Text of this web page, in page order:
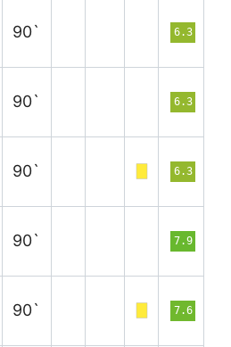
90` 6.3
90` 6.3
90` 6.3
90` 7.9
90` 7.6